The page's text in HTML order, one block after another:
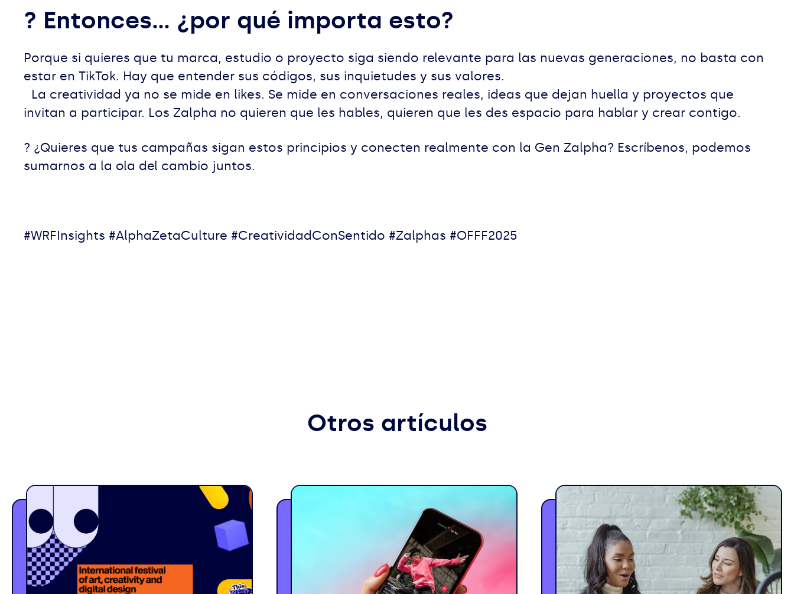
? Entonces… ¿por qué importa esto?
Porque si quieres que tu marca, estudio o proyecto siga siendo relevante para las nuevas generaciones, no basta con
estar en TikTok. Hay que entender sus códigos, sus inquietudes y sus valores.
La creatividad ya no se mide en likes. Se mide en conversaciones reales, ideas que dejan huella y proyectos que
invitan a participar. Los Zalpha no quieren que les hables, quieren que les des espacio para hablar y crear contigo.
? ¿Quieres que tus campañas sigan estos principios y conecten realmente con la Gen Zalpha? Escríbenos, podemos
sumarnos a la ola del cambio juntos.
#WRFInsights #AlphaZetaCulture #CreatividadConSentido #Zalphas #OFFF2025
Otros artículos